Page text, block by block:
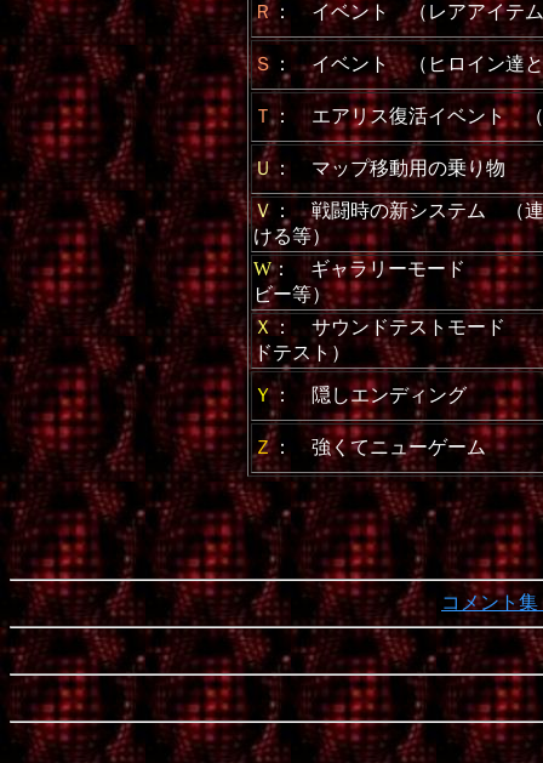
Ｒ： イベント （レアアイテム
Ｓ ： イベント （ヒロイン達
Ｔ： エアリス復活イベント
Ｕ ： マップ移動用の乗り物
Ｖ ： 戦闘時の新システム （連
ける等）
W： ギャラリーモード （原
ビー等）
Ｘ ： サウンドテストモード
ドテスト）
Ｙ ： 隠しエンディング
Ｚ ： 強くてニューゲーム
コメント